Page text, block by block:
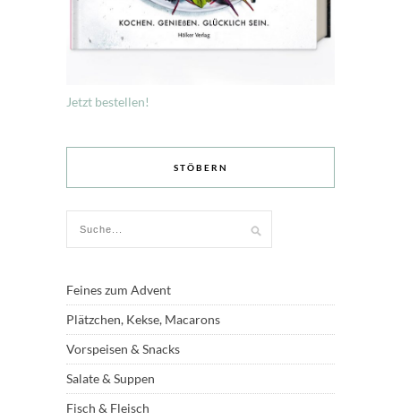
Jetzt bestellen!
STÖBERN
Feines zum Advent
Plätzchen, Kekse, Macarons
Vorspeisen & Snacks
Salate & Suppen
Fisch & Fleisch